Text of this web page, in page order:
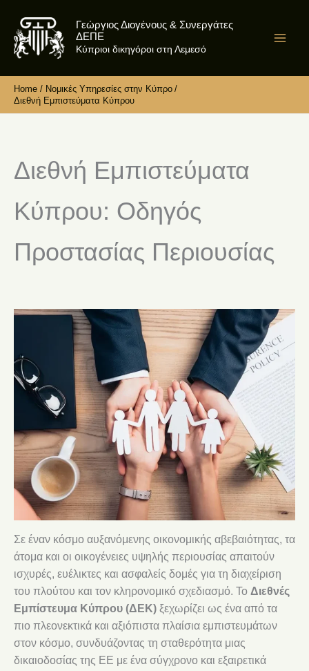
content
Γεώργιος Διογένους & Συνεργάτες
ΔΕΠΕ
Κύπριοι δικηγόροι στη Λεμεσό
Home
Νομικές Υπηρεσίες στην Κύπρο
Διεθνή Εμπιστεύματα Κύπρου
Διεθνή Εμπιστεύματα
Κύπρου: Οδηγός
Προστασίας Περιουσίας
Σε έναν κόσμο αυξανόμενης οικονομικής αβεβαιότητας, τα
άτομα και οι οικογένειες υψηλής περιουσίας απαιτούν
ισχυρές, ευέλικτες και ασφαλείς δομές για τη διαχείριση
του πλούτου και τον κληρονομικό σχεδιασμό. Το Διεθνές
Εμπίστευμα Κύπρου (ΔΕΚ) ξεχωρίζει ως ένα από τα
πιο πλεονεκτικά και αξιόπιστα πλαίσια εμπιστευμάτων
στον κόσμο, συνδυάζοντας τη σταθερότητα μιας
δικαιοδοσίας της ΕΕ με ένα σύγχρονο και εξαιρετικά